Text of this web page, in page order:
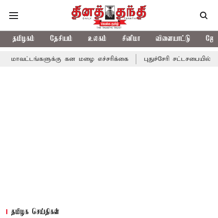
தமிழகம் தேசியம் உலகம் சினிமா விளையாட்டு
கன மழை எச்சரிக்கை புதுச்சேரி சட்டசபையில் வரும்
தமிழக செய்திகள்